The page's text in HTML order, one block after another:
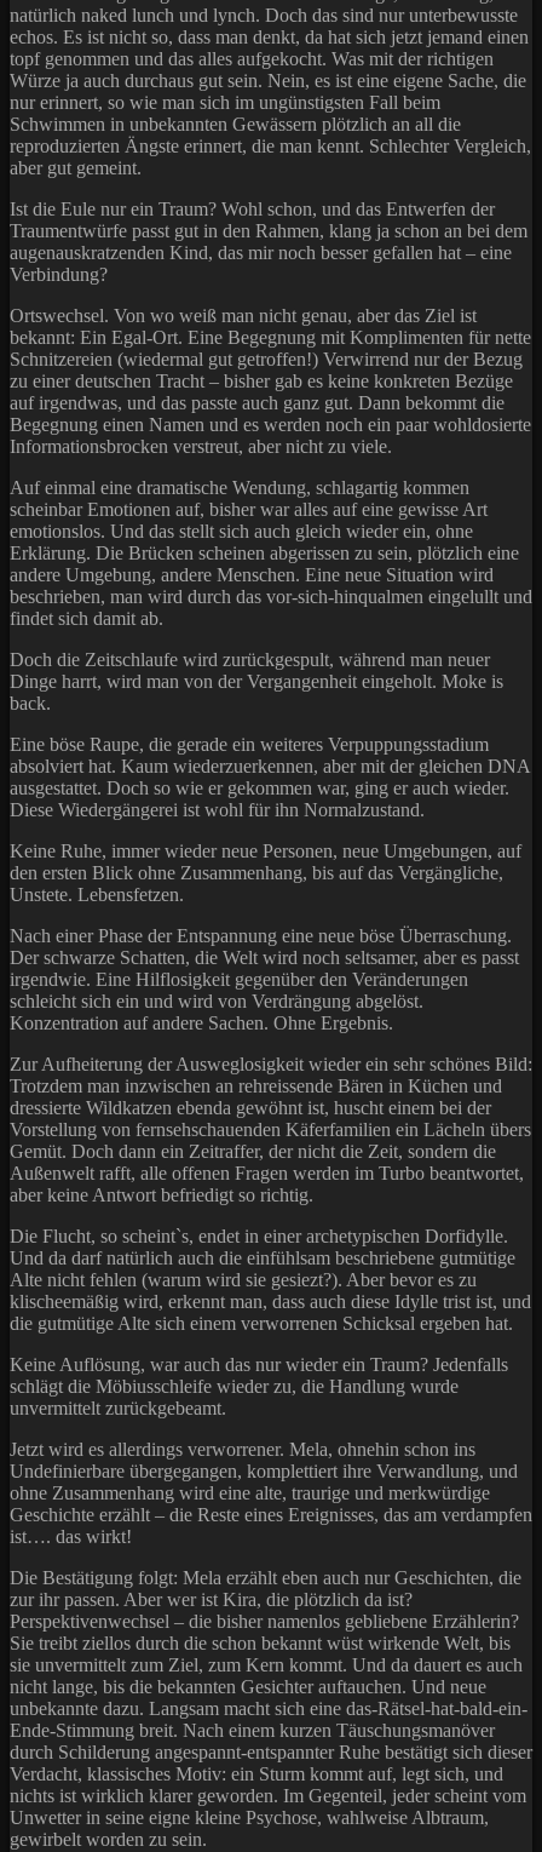
natürlich naked lunch und lynch. Doch das sind nur unterbewusste
echos. Es ist nicht so, dass man denkt, da hat sich jetzt jemand einen
topf genommen und das alles aufgekocht. Was mit der richtigen
Würze ja auch durchaus gut sein. Nein, es ist eine eigene Sache, die
nur erinnert, so wie man sich im ungünstigsten Fall beim
Schwimmen in unbekannten Gewässern plötzlich an all die
reproduzierten Ängste erinnert, die man kennt. Schlechter Vergleich,
aber gut gemeint.
Ist die Eule nur ein Traum? Wohl schon, und das Entwerfen der
Traumentwürfe passt gut in den Rahmen, klang ja schon an bei dem
augenauskratzenden Kind, das mir noch besser gefallen hat – eine
Verbindung?
Ortswechsel. Von wo weiß man nicht genau, aber das Ziel ist
bekannt: Ein Egal-Ort. Eine Begegnung mit Komplimenten für nette
Schnitzereien (wiedermal gut getroffen!) Verwirrend nur der Bezug
zu einer deutschen Tracht – bisher gab es keine konkreten Bezüge
auf irgendwas, und das passte auch ganz gut. Dann bekommt die
Begegnung einen Namen und es werden noch ein paar wohldosierte
Informationsbrocken verstreut, aber nicht zu viele.
Auf einmal eine dramatische Wendung, schlagartig kommen
scheinbar Emotionen auf, bisher war alles auf eine gewisse Art
emotionslos. Und das stellt sich auch gleich wieder ein, ohne
Erklärung. Die Brücken scheinen abgerissen zu sein, plötzlich eine
andere Umgebung, andere Menschen. Eine neue Situation wird
beschrieben, man wird durch das vor-sich-hinqualmen eingelullt und
findet sich damit ab.
Doch die Zeitschlaufe wird zurückgespult, während man neuer
Dinge harrt, wird man von der Vergangenheit eingeholt. Moke is
back.
Eine böse Raupe, die gerade ein weiteres Verpuppungsstadium
absolviert hat. Kaum wiederzuerkennen, aber mit der gleichen DNA
ausgestattet. Doch so wie er gekommen war, ging er auch wieder.
Diese Wiedergängerei ist wohl für ihn Normalzustand.
Keine Ruhe, immer wieder neue Personen, neue Umgebungen, auf
den ersten Blick ohne Zusammenhang, bis auf das Vergängliche,
Unstete. Lebensfetzen.
Nach einer Phase der Entspannung eine neue böse Überraschung.
Der schwarze Schatten, die Welt wird noch seltsamer, aber es passt
irgendwie. Eine Hilflosigkeit gegenüber den Veränderungen
schleicht sich ein und wird von Verdrängung abgelöst.
Konzentration auf andere Sachen. Ohne Ergebnis.
Zur Aufheiterung der Ausweglosigkeit wieder ein sehr schönes Bild:
Trotzdem man inzwischen an rehreissende Bären in Küchen und
dressierte Wildkatzen ebenda gewöhnt ist, huscht einem bei der
Vorstellung von fernsehschauenden Käferfamilien ein Lächeln übers
Gemüt. Doch dann ein Zeitraffer, der nicht die Zeit, sondern die
Außenwelt rafft, alle offenen Fragen werden im Turbo beantwortet,
aber keine Antwort befriedigt so richtig.
Die Flucht, so scheint`s, endet in einer archetypischen Dorfidylle.
Und da darf natürlich auch die einfühlsam beschriebene gutmütige
Alte nicht fehlen (warum wird sie gesiezt?). Aber bevor es zu
klischeemäßig wird, erkennt man, dass auch diese Idylle trist ist, und
die gutmütige Alte sich einem verworrenen Schicksal ergeben hat.
Keine Auflösung, war auch das nur wieder ein Traum? Jedenfalls
schlägt die Möbiusschleife wieder zu, die Handlung wurde
unvermittelt zurückgebeamt.
Jetzt wird es allerdings verworrener. Mela, ohnehin schon ins
Undefinierbare übergegangen, komplettiert ihre Verwandlung, und
ohne Zusammenhang wird eine alte, traurige und merkwürdige
Geschichte erzählt – die Reste eines Ereignisses, das am verdampfen
ist…. das wirkt!
Die Bestätigung folgt: Mela erzählt eben auch nur Geschichten, die
zur ihr passen. Aber wer ist Kira, die plötzlich da ist?
Perspektivenwechsel – die bisher namenlos gebliebene Erzählerin?
Sie treibt ziellos durch die schon bekannt wüst wirkende Welt, bis
sie unvermittelt zum Ziel, zum Kern kommt. Und da dauert es auch
nicht lange, bis die bekannten Gesichter auftauchen. Und neue
unbekannte dazu. Langsam macht sich eine das-Rätsel-hat-bald-ein-
Ende-Stimmung breit. Nach einem kurzen Täuschungsmanöver
durch Schilderung angespannt-entspannter Ruhe bestätigt sich dieser
Verdacht, klassisches Motiv: ein Sturm kommt auf, legt sich, und
nichts ist wirklich klarer geworden. Im Gegenteil, jeder scheint vom
Unwetter in seine eigne kleine Psychose, wahlweise Albtraum,
gewirbelt worden zu sein.